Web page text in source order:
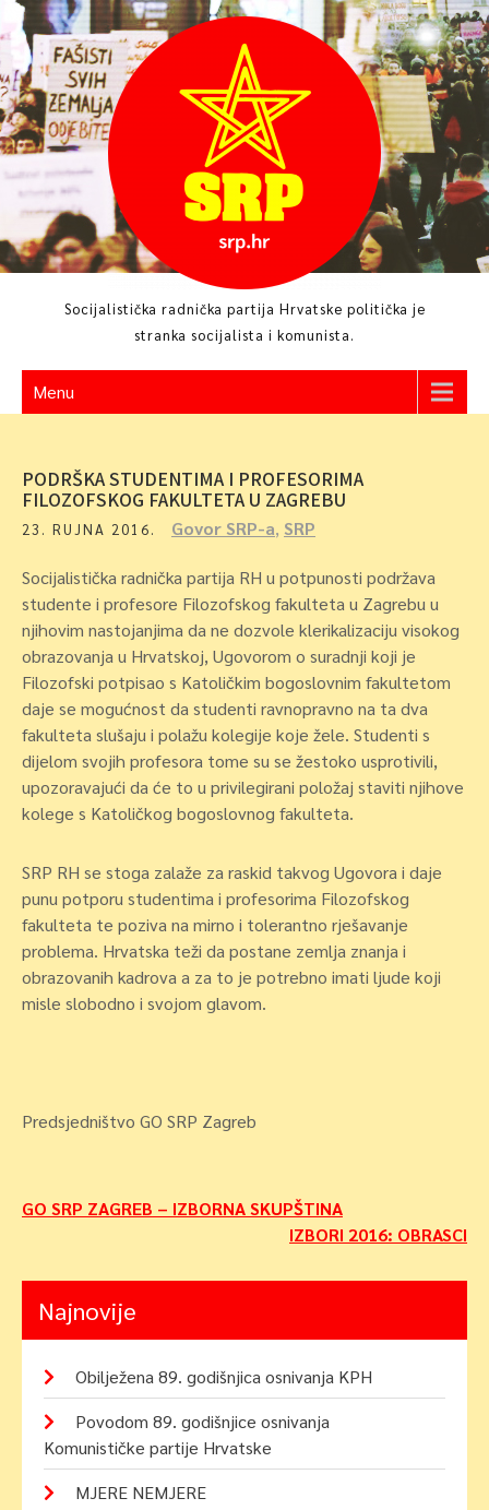
Skip
to
content
Socijalistička radnička partija Hrvatske politička je
stranka socijalista i komunista.
Menu
PODRŠKA STUDENTIMA I PROFESORIMA
FILOZOFSKOG FAKULTETA U ZAGREBU
23. RUJNA 2016. Govor SRP-a, SRP
Socijalistička radnička partija RH u potpunosti podržava
studente i profesore Filozofskog fakulteta u Zagrebu u
njihovim nastojanjima da ne dozvole klerikalizaciju visokog
obrazovanja u Hrvatskoj, Ugovorom o suradnji koji je
Filozofski potpisao s Katoličkim bogoslovnim fakultetom
daje se mogućnost da studenti ravnopravno na ta dva
fakulteta slušaju i polažu kolegije koje žele. Studenti s
dijelom svojih profesora tome su se žestoko usprotivili,
upozoravajući da će to u privilegirani položaj staviti njihove
kolege s Katoličkog bogoslovnog fakulteta.
SRP RH se stoga zalaže za raskid takvog Ugovora i daje
punu potporu studentima i profesorima Filozofskog
fakulteta te poziva na mirno i tolerantno rješavanje
problema. Hrvatska teži da postane zemlja znanja i
obrazovanih kadrova a za to je potrebno imati ljude koji
misle slobodno i svojom glavom.
Predsjedništvo GO SRP Zagreb
Navigacija
GO SRP ZAGREB – IZBORNA SKUPŠTINA
IZBORI 2016: OBRASCI
Najnovije
Obilježena 89. godišnjica osnivanja KPH
Povodom 89. godišnjice osnivanja
Komunističke partije Hrvatske
MJERE NEMJERE